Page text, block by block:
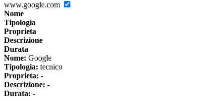
www.google.com
Nome
Tipologia
Proprieta
Descrizione
Durata
Nome: Google
Tipologia: tecnico
Proprieta: -
Descrizione: -
Durata: -